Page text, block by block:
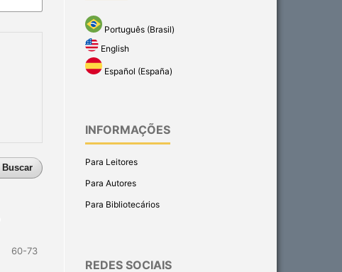
Buscar
60-73
Português (Brasil)
English
Español (España)
INFORMAÇÕES
Para Leitores
Para Autores
Para Bibliotecários
REDES SOCIAIS